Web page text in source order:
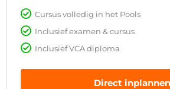
Cursus volledig in het Pools
Inclusief examen & cursus
Inclusief VCA diploma
Direct inplannen